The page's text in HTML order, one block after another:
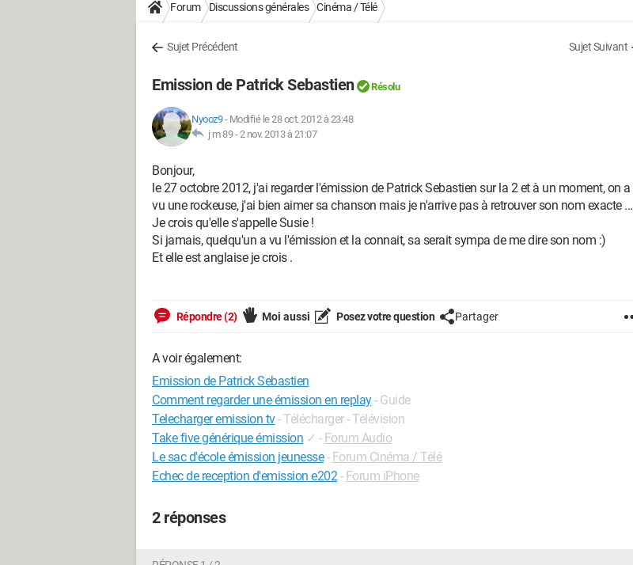
Forum Discussions générales Cinéma / Télé
Sujet Précédent Sujet Suivant
Emission de Patrick Sebastien Résolu
Nyooz9- Modifié le 28 oct. 2012 à 23:48
j m 89 -2 nov. 2013 à 21:07
Bonjour,
le 27 octobre 2012, j'ai regarder l'émission de Patrick Sebastien sur la 2 et à un moment, on a
vu une rockeuse, j'ai bien aimer sa chanson mais je n'arrive pas à retrouver son nom exacte ...
Je crois qu'elle s'appelle Susie !
Si jamais, quelqu'un a vu l'émission et la connait, sa serait sympa de me dire son nom :)
Et elle est anglaise je crois .
Répondre (2) Moi aussi Posez votre question Partager
A voir également:
Emission de Patrick Sebastien
Comment regarder une émission en replay- Guide
Telecharger emission tv- Télécharger - Télévision
Take five générique émission ✓ - Forum Audio
Le sac d'école émission jeunesse - Forum Cinéma / Télé
Echec de reception d'emission e202 - Forum iPhone
2 réponses